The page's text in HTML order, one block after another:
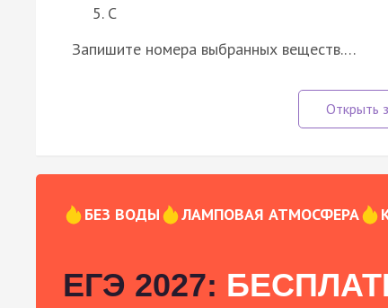
C
Запишите номера выбранных веществ.…
БЕЗ ВОДЫ ЛАМПОВАЯ АТМОСФЕРА
ЕГЭ 2027: